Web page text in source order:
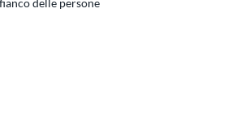
delle persone